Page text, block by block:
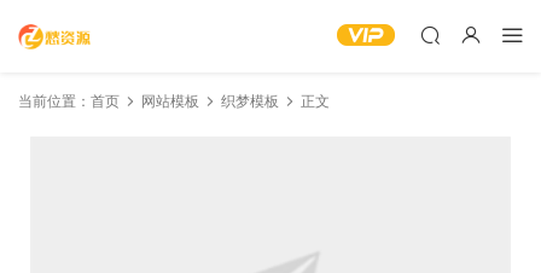
当前位置： 首页 网站模板 织梦模板 正文